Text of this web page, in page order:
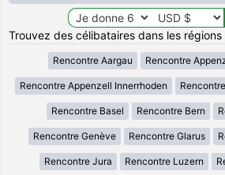
Trouvez des célibataires dans les régions
Rencontre Aargau Rencontre
Rencontre Appenzell Innerrhoden
Rencontre Basel Rencontre Bern
Rencontre Genève Rencontre Glarus
Rencontre Jura Rencontre Luzern